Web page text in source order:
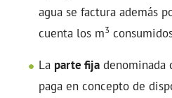
agua se factura además
cuenta los m3
La parte fija denominada
paga en concepto de